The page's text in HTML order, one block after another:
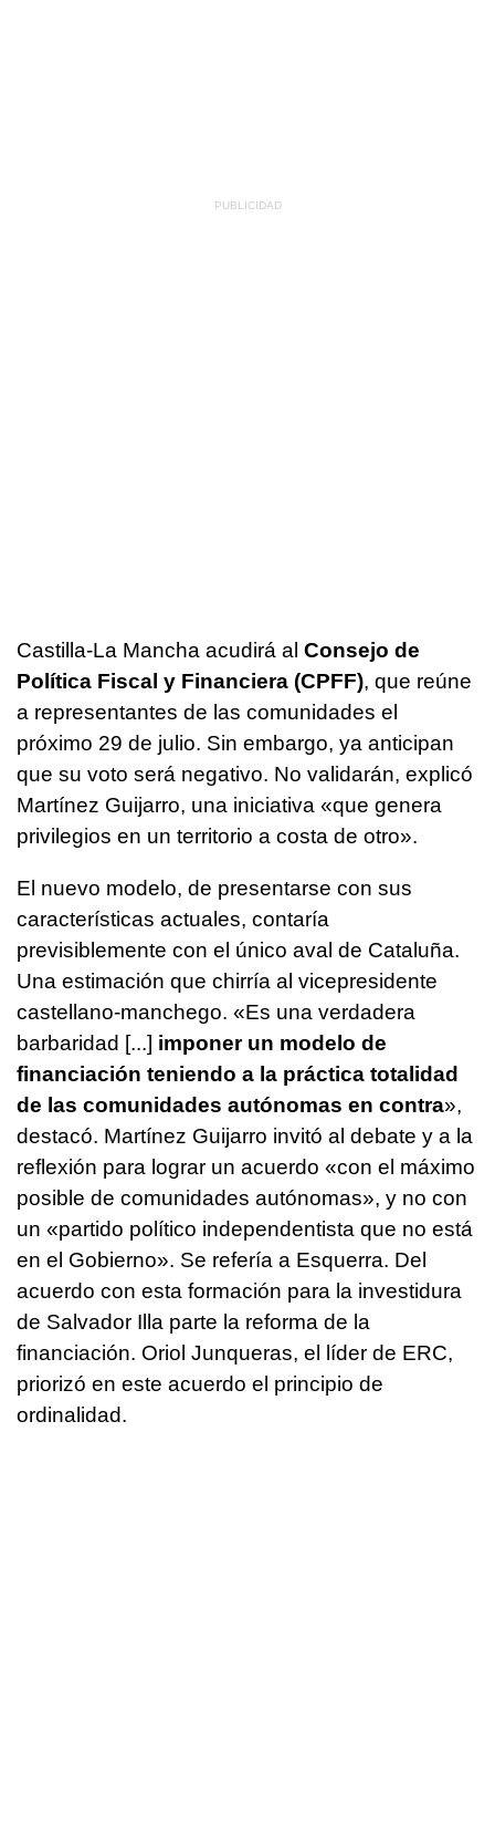
Castilla-La Mancha acudirá al Consejo de
Política Fiscal y Financiera (CPFF), que reúne
a representantes de las comunidades el
próximo 29 de julio. Sin embargo, ya anticipan
que su voto será negativo. No validarán, explicó
Martínez Guijarro, una iniciativa «que genera
privilegios en un territorio a costa de otro».
El nuevo modelo, de presentarse con sus
características actuales, contaría
previsiblemente con el único aval de Cataluña.
Una estimación que chirría al vicepresidente
castellano-manchego. «Es una verdadera
barbaridad [...] imponer un modelo de
financiación teniendo a la práctica totalidad
de las comunidades autónomas en contra»,
destacó. Martínez Guijarro invitó al debate y a la
reflexión para lograr un acuerdo «con el máximo
posible de comunidades autónomas», y no con
un «partido político independentista que no está
en el Gobierno». Se refería a Esquerra. Del
acuerdo con esta formación para la investidura
de Salvador Illa parte la reforma de la
financiación. Oriol Junqueras, el líder de ERC,
priorizó en este acuerdo el principio de
ordinalidad.